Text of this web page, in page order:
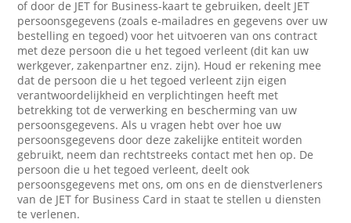
of door de JET for Business-kaart te gebruiken, deelt JET
persoonsgegevens (zoals e-mailadres en gegevens over uw
bestelling en tegoed) voor het uitvoeren van ons contract
met deze persoon die u het tegoed verleent (dit kan uw
werkgever, zakenpartner enz. zijn). Houd er rekening mee
dat de persoon die u het tegoed verleent zijn eigen
verantwoordelijkheid en verplichtingen heeft met
betrekking tot de verwerking en bescherming van uw
persoonsgegevens. Als u vragen hebt over hoe uw
persoonsgegevens door deze zakelijke entiteit worden
gebruikt, neem dan rechtstreeks contact met hen op. De
persoon die u het tegoed verleent, deelt ook
persoonsgegevens met ons, om ons en de dienstverleners
van de JET for Business Card in staat te stellen u diensten
te verlenen.